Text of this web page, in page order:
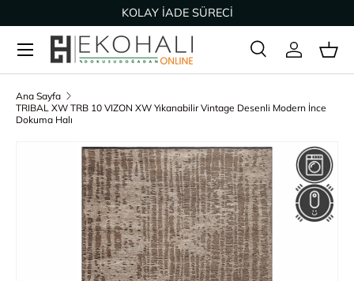
İçeriğe geç
KOLAY İADE SÜRECİ
Arama
Ürün türü
Ara Giriş Yap
Ana Sayfa
TRIBAL XW TRB 10 VIZON XW Yıkanabilir Vintage Desenli Modern İnce
Dokuma Halı
Ürün bilgisine geç